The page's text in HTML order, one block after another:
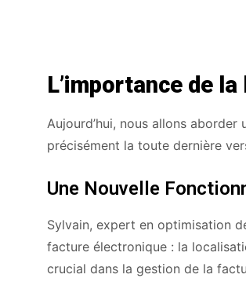
L’importance de
Aujourd’hui, nous allons
précisément la toute dernière
Une Nouvelle
Sylvain, expert en optimisation
facture électronique : la
crucial dans la gestion de la